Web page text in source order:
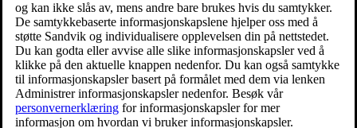
og kan ikke slås av, mens andre bare brukes hvis du samtykker.
De samtykkebaserte informasjonskapslene hjelper oss med å
støtte Sandvik og individualisere opplevelsen din på nettstedet.
Du kan godta eller avvise alle slike informasjonskapsler ved å
klikke på den aktuelle knappen nedenfor. Du kan også samtykke
til informasjonskapsler basert på formålet med dem via lenken
Administrer informasjonskapsler nedenfor. Besøk vår
personvernerklæring for informasjonskapsler for mer
informasjon om hvordan vi bruker informasjonskapsler.